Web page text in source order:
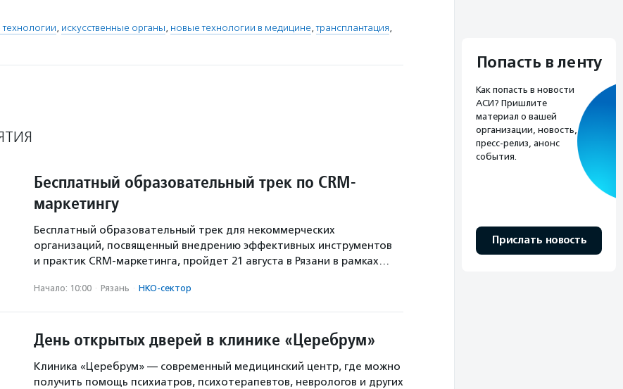
, искусственные органы, новые технологии в медицине,трансплантация,
Бесплатный образовательный трек по CRM-
маркетингу
Бесплатный образовательный трек для некоммерческих
организаций, посвященный внедрению эффективных инструментов
и практик CRM-маркетинга, пройдет 21 августа в Рязани в рамках…
Начало: 10:00 · Рязань · НКО-сектор
День открытых дверей в клинике «Церебрум»
Клиника «Церебрум» — современный медицинский центр, где можно
получить помощь психиатров, психотерапевтов, неврологов и других
Попасть в ленту
Как попасть в новости
АСИ? Пришлите
материал о вашей
организации, новость,
пресс-релиз, анонс
события.
Прислать новость